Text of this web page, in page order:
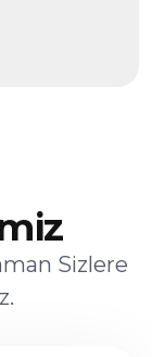
Sizlere